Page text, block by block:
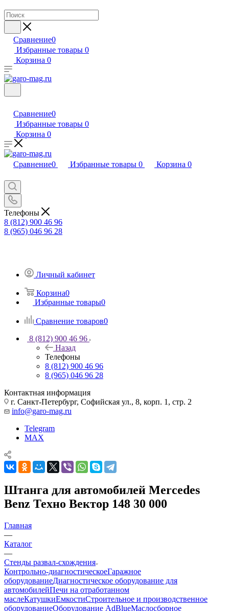
Сравнение0
Избранные товары 0
Корзина 0
Сравнение0
Избранные товары 0
Корзина 0
Сравнение0 Избранные товары 0 Корзина 0
Телефоны
8 (812) 900 46 96
8 (965) 046 96 28
Личный кабинет
Корзина0
Избранные товары0
Сравнение товаров0
8 (812) 900 46 96
Назад
Телефоны
8 (812) 900 46 96
8 (965) 046 96 28
Контактная информация
г. Санкт-Петербург, Софийская ул., 8, корп. 1, стр. 2
info@garo-mag.ru
Telegram
MAX
Штанга для автомобилей Mercedes
Benz Техно Вектор 148 30 000
Главная
—
Каталог
—
Стенды развал-схождения
Контрольно-диагностическоеГаражное
оборудованиеДиагностическое оборудование для
автомобилейПечи на отработанном
маслеКатушкиЕмкостиСтроительное и производственное
оборудованиеОборудование AdBlueМаслосборное